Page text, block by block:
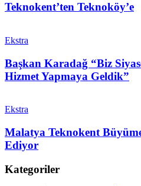
Teknokent’ten Teknoköy’e
Ekstra
Başkan Karadağ “Biz
Hizmet Yapmaya Geldik”
Ekstra
Malatya Teknokent
Ediyor
Kategoriler